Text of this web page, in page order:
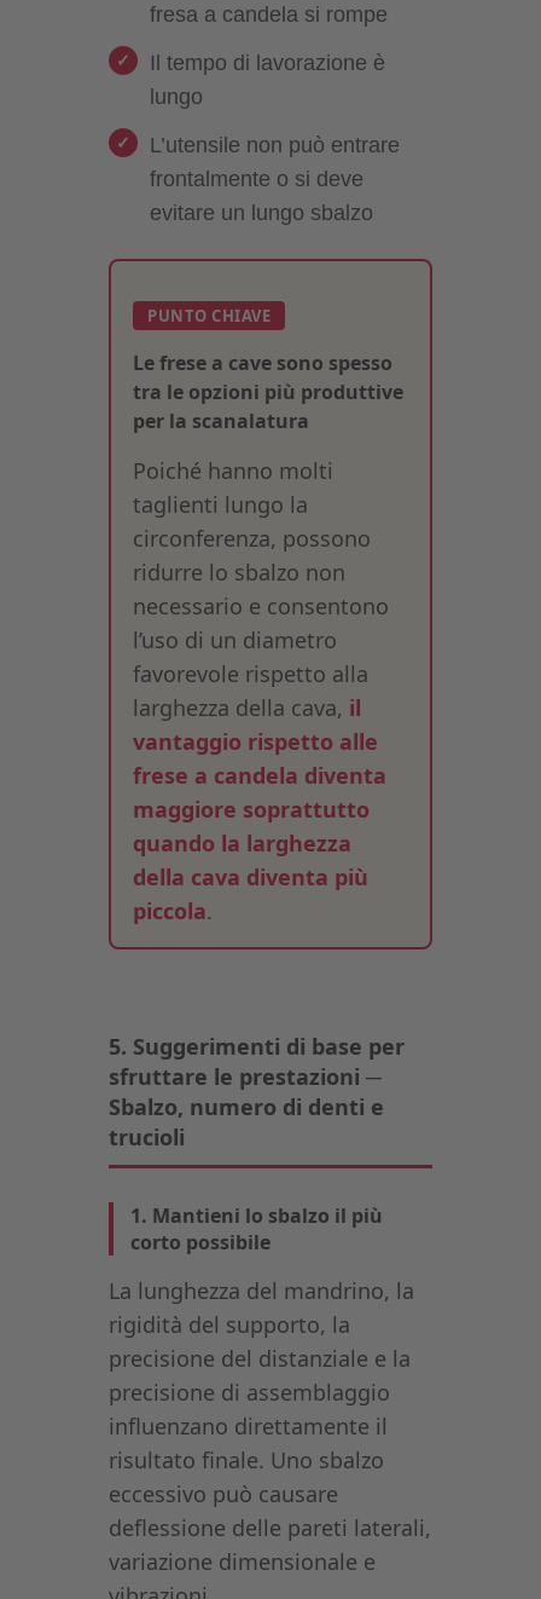
fresa a candela si rompe
Il tempo di lavorazione è
lungo
L’utensile non può entrare
frontalmente o si deve
evitare un lungo sbalzo
PUNTO CHIAVE
Le frese a cave sono spesso
tra le opzioni più produttive
per la scanalatura
Poiché hanno molti
taglienti lungo la
circonferenza, possono
ridurre lo sbalzo non
necessario e consentono
l’uso di un diametro
favorevole rispetto alla
larghezza della cava, il
vantaggio rispetto alle
frese a candela diventa
maggiore soprattutto
quando la larghezza
della cava diventa più
piccola.
5. Suggerimenti di base per
sfruttare le prestazioni ─
Sbalzo, numero di denti e
trucioli
1. Mantieni lo sbalzo il più
corto possibile
La lunghezza del mandrino, la
rigidità del supporto, la
precisione del distanziale e la
precisione di assemblaggio
influenzano direttamente il
risultato finale. Uno sbalzo
eccessivo può causare
deflessione delle pareti laterali,
variazione dimensionale e